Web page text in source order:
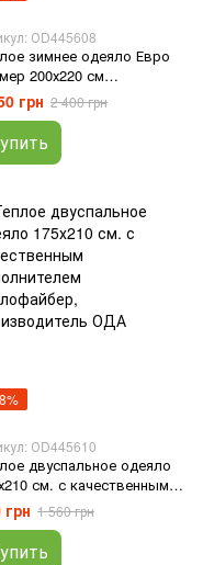
ОD445608
зимнее одеяло Евро
200х220 см
с
холлофайбер
OДА"
грн 2 400 грн
ОD445610
двуспальное одеяло
см. с качественным
холлофайбер,
ОДА
грн 1 560 грн